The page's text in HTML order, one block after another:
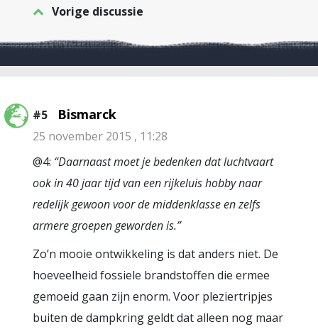
Vorige discussie
#5 Bismarck
25 november 2015 , 11:28
@4: “Daarnaast moet je bedenken dat luchtvaart
ook in 40 jaar tijd van een rijkeluis hobby naar
redelijk gewoon voor de middenklasse en zelfs
armere groepen geworden is.”
Zo’n mooie ontwikkeling is dat anders niet. De
hoeveelheid fossiele brandstoffen die ermee
gemoeid gaan zijn enorm. Voor pleziertripjes
buiten de dampkring geldt dat alleen nog maar